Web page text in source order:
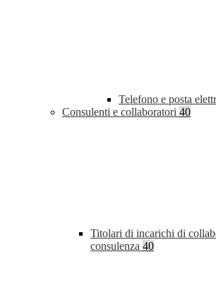
Telefono e posta
Consulenti e collaboratori 40
Titolari di incarichi di
consulenza 40